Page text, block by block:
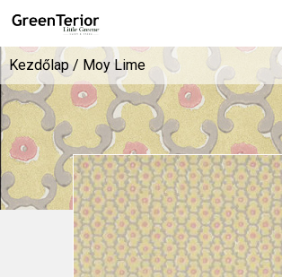
Kezdőlap / Moy Lime